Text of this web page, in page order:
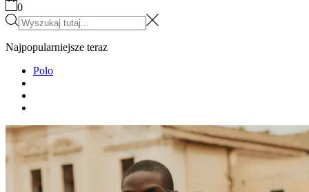
0
Najpopularniejsze teraz
Polo
T-SHIRTY
KURTKI